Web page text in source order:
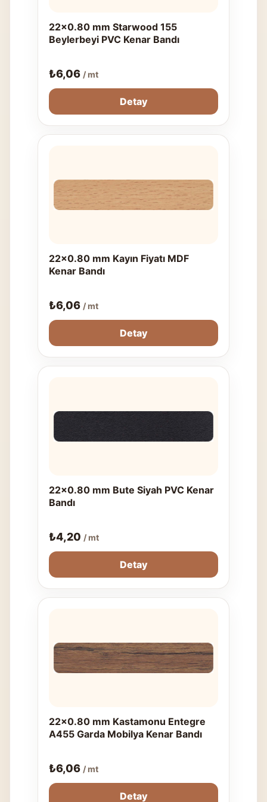
22x0.80 mm Starwood 155
Beylerbeyi PVC Kenar Bandı
₺6,06 / mt
Detay
22x0.80 mm Kayın Fiyatı MDF
Kenar Bandı
₺6,06 / mt
Detay
22x0.80 mm Bute Siyah PVC Kenar
Bandı
₺4,20 / mt
Detay
22x0.80 mm Kastamonu Entegre
A455 Garda Mobilya Kenar Bandı
₺6,06 / mt
Detay